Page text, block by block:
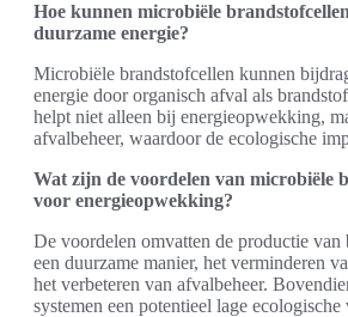
Hoe kunnen microbiële
duurzame energie?
Microbiële brandstofcellen kunnen
energie door organisch afval als
helpt niet alleen bij energieopwekking,
afvalbeheer, waardoor de ecologische
Wat zijn de voordelen van microbiële
voor energieopwekking?
De voordelen omvatten de productie
een duurzame manier, het verminderen
het verbeteren van afvalbeheer.
systemen een potentieel lage